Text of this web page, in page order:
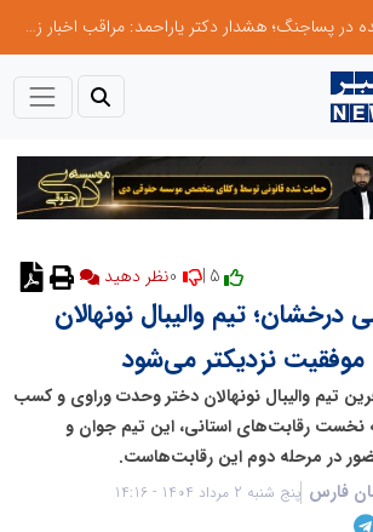
طرحواره های فعال شده در پساجنگ؛ هشدار دکتر یاراحمد: مراقب اخبار زرد و واکنش های هیجانی باشید
5 |
درخشان؛ تیم والیبال نونهالان
نزدیکتر می‌شود
تیم والیبال نونهالان دختر وحدت وراوی و کسب
نخست رقابت‌های استانی، این تیم جوان و
در مرحله دوم این رقابت‌هاست.
فارس پنج شنبه 2 مرداد 1404 - 14:16